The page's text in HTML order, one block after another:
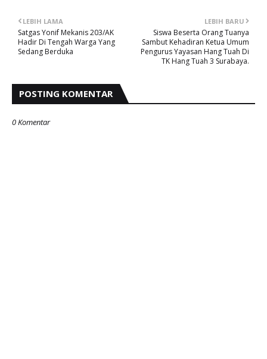
LEBIH BARU
Siswa Beserta Orang Tuanya
Sambut Kehadiran Ketua Umum
Pengurus Yayasan Hang Tuah Di
TK Hang Tuah 3 Surabaya.
LEBIH LAMA
Satgas Yonif Mekanis 203/AK
Hadir Di Tengah Warga Yang
Sedang Berduka
POSTING KOMENTAR
0 Komentar